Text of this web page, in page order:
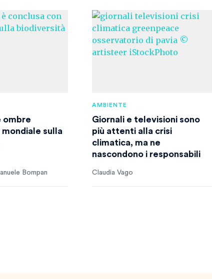
ombre
mondiale sulla
Bompan
AMBIENTE
Giornali e televisioni sono
più attenti alla crisi
climatica, ma ne
nascondono i responsabili
Claudia Vago